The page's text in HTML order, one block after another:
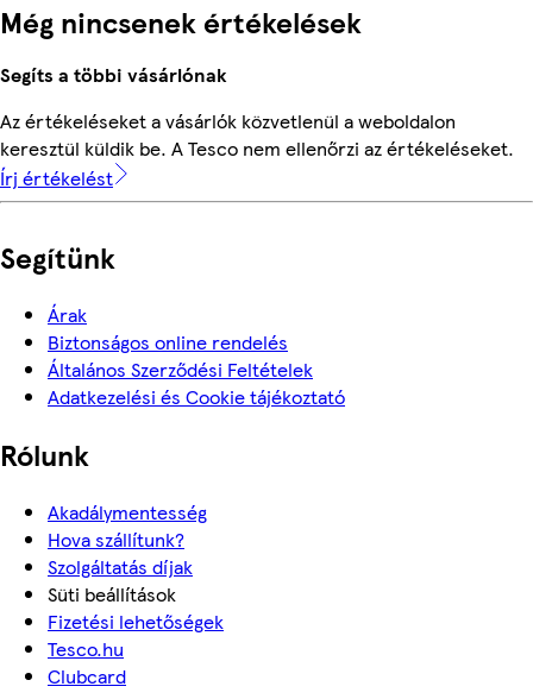
Még nincsenek értékelések
Segíts a többi vásárlónak
Az értékeléseket a vásárlók közvetlenül a weboldalon
keresztül küldik be. A Tesco nem ellenőrzi az értékeléseket.
Írj értékelést
Segítünk
Árak
Biztonságos online rendelés
Általános Szerződési Feltételek
Adatkezelési és Cookie tájékoztató
Rólunk
Akadálymentesség
Hova szállítunk?
Szolgáltatás díjak
Süti beállítások
Fizetési lehetőségek
Tesco.hu
Clubcard